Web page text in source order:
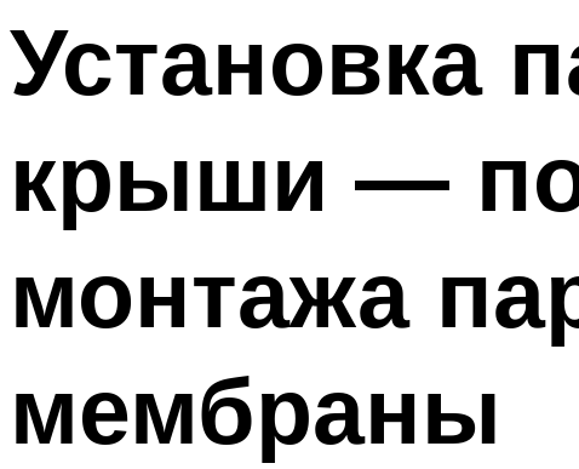
Установка
крыши —
монтажа
мембраны